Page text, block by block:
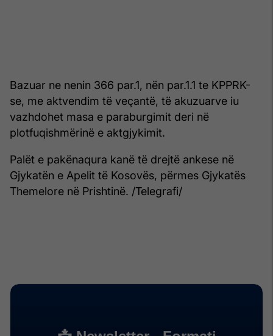
Bazuar ne nenin 366 par.1, nën par.1.1 te KPPRK-
se, me aktvendim të veçantë, të akuzuarve iu
vazhdohet masa e paraburgimit deri në
plotfuqishmërinë e aktgjykimit.
Palët e pakënaqura kanë të drejtë ankese në
Gjykatën e Apelit të Kosovës, përmes Gjykatës
Themelore në Prishtinë. /Telegrafi/